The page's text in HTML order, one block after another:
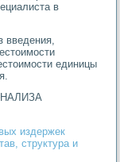
в
введения,
единицы
издержек
структура и